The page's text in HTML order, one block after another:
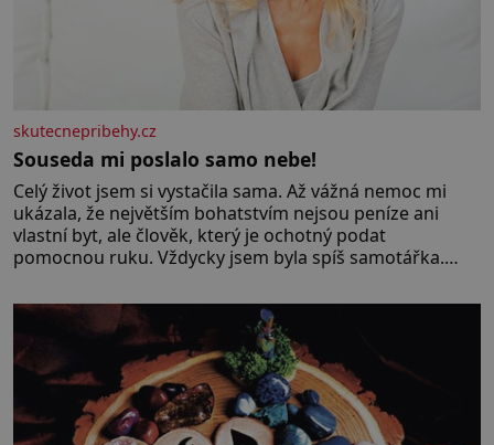
skutecnepribehy.cz
Souseda mi poslalo samo nebe!
Celý život jsem si vystačila sama. Až vážná nemoc mi
ukázala, že největším bohatstvím nejsou peníze ani
vlastní byt, ale člověk, který je ochotný podat
pomocnou ruku. Vždycky jsem byla spíš samotářka.
partnera. Stačily mi knihy, práce a hlavně klid. Hned po
studiích jsem odešla z rodného města,